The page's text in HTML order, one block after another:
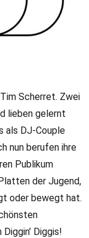
Scherret. Zwei
lieben gelernt
als DJ-Couple
nun berufen ihre
Publikum
der Jugend,
oder bewegt hat.
Diggis!